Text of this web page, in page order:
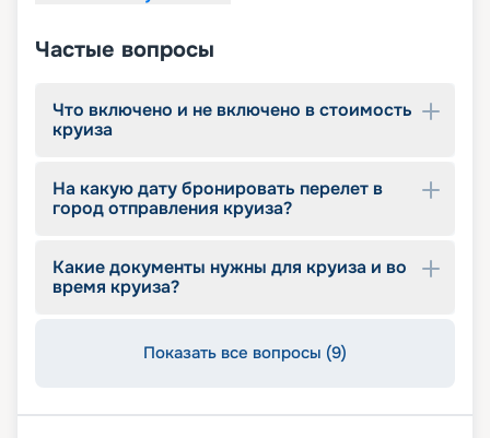
Частые вопросы
Что включено и не включено в стоимость
круиза
На какую дату бронировать перелет в
город отправления круиза?
Какие документы нужны для круиза и во
время круиза?
Показать все вопросы (9)